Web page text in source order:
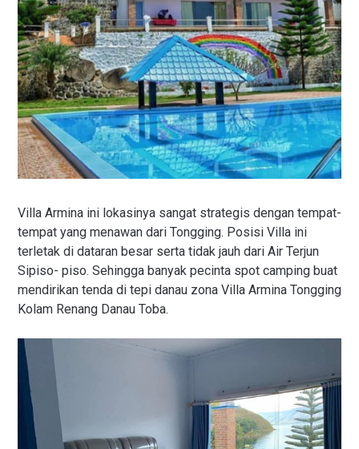
Villa Armina ini lokasinya sangat strategis dengan tempat-
tempat yang menawan dari Tongging. Posisi Villa ini
terletak di dataran besar serta tidak jauh dari Air Terjun
Sipiso- piso. Sehingga banyak pecinta spot camping buat
mendirikan tenda di tepi danau zona Villa Armina Tongging
Kolam Renang Danau Toba.